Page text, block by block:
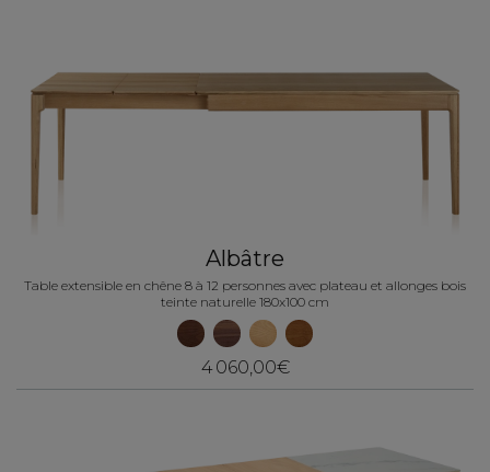
Albâtre
Table extensible en chêne 8 à 12 personnes avec plateau et allonges bois
teinte naturelle 180x100 cm
4 060,00€